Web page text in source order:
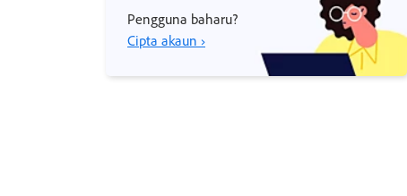
Pengguna baharu?
Cipta akaun ›